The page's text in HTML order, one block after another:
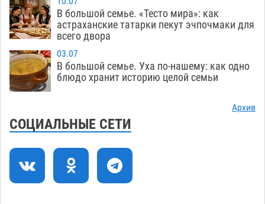
плодородию Харабалинского района
07.08 534
16:24
Игорь Редькин проинспектировал
коммунальную готовность астраханского
земельного массива для льготников
15:28
Тяга к сверхскоростям обошлась
астраханской логистической компании в 400
тысяч рублей
14:44
Астраханские кутилы сменили барные стойки
на полицейские дежурки
В большой семье. «Тесто мира»: как
астраханские татарки пекут эчпочмаки для
всего двора
03.07
В большой семье. Уха по-нашему: как одно
блюдо хранит историю целой семьи
Архив
СОЦИАЛЬНЫЕ СЕТИ